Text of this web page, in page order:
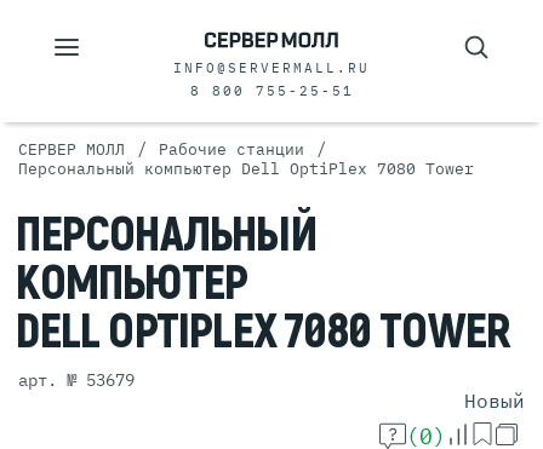
INFO@SERVERMALL.RU
8 800 755-25-51
СЕРВЕР МОЛЛ / Рабочие станции /
Персональный компьютер Dell OptiPlex 7080 Tower
ПЕРСОНАЛЬНЫЙ
КОМПЬЮТЕР
DELL OPTIPLEX7080 TOWER
арт. № 53679
Новый
(0)